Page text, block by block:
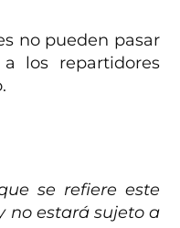
no pueden pasar
los repartidores
se refiere este
no estará sujeto a